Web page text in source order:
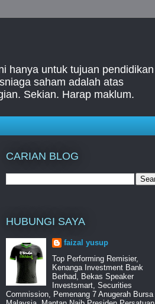
hanya untuk tujuan pendidikan
saham adalah atas
Sekian. Harap maklum.
CARIAN BLOG
HUBUNGI SAYA
faizal yusup
Top Performing Remisier,
Kenanga Investment Bank
Berhad, Bekas Speaker
Investsmart, Securities
Commission, Pemenang 7 Anugerah Bursa